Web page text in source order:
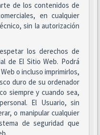
de los contenidos de
en cualquier
sin la autorización
los derechos de
de El Sitio Web. Podrá
o incluso imprimirlos,
duro de su ordenador
siempre y cuando sea,
El Usuario, sin
o manipular cualquier
de seguridad que